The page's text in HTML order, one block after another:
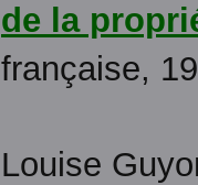
de la
française,
Louise